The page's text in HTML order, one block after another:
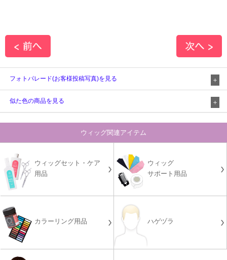
フォトパレード(お客様投稿写真)を見る
似た色の商品を見る
ウィッグ関連アイテム
ウィッグセット・ケア
用品
ウィッグ
サポート用品
カラーリング用品 ハゲヅラ